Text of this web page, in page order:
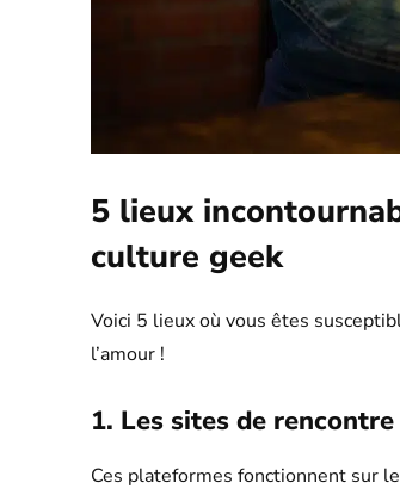
5 lieux
culture geek
Voici 5 lieux où vous êtes
l’amour !
1. Les sites de
Ces plateformes fonctionnent sur